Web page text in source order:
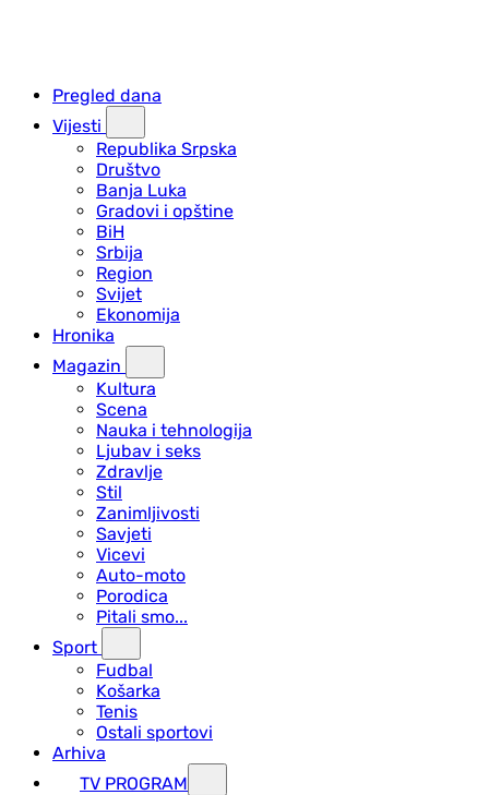
Pregled dana
Vijesti
Republika Srpska
Društvo
Banja Luka
Gradovi i opštine
BiH
Srbija
Region
Svijet
Ekonomija
Hronika
Magazin
Kultura
Scena
Nauka i tehnologija
Ljubav i seks
Zdravlje
Stil
Zanimljivosti
Savjeti
Vicevi
Auto-moto
Porodica
Pitali smo...
Sport
Fudbal
Košarka
Tenis
Ostali sportovi
Arhiva
TV PROGRAM